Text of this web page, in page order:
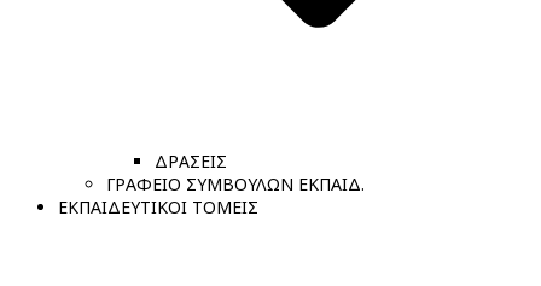
ΔΡΑΣΕΙΣ
ΓΡΑΦΕΙΟ ΣΥΜΒΟΥΛΩΝ ΕΚΠΑΙΔ.
ΕΚΠΑΙΔΕΥΤΙΚΟΙ ΤΟΜΕΙΣ